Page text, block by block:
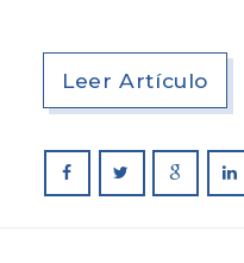
Leer Artículo